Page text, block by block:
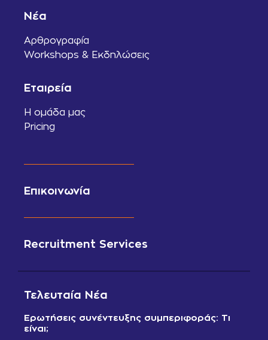
Νέα
Αρθρογραφία
Workshops & Εκδηλώσεις
Εταιρεία
Η ομάδα μας
Pricing
Επικοινωνία
Recruitment Services
Τελευταία Νέα
Ερωτήσεις συνέντευξης συμπεριφοράς: Τι
είναι;